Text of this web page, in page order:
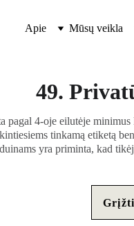
Apie Mūsų veikla
49.
pagal 4-oje eilutėje
tinkamą etiketą
yra priminta, kad